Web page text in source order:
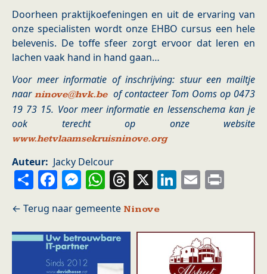
Doorheen praktijkoefeningen en uit de ervaring van
onze specialisten wordt onze EHBO cursus een hele
belevenis. De toffe sfeer zorgt ervoor dat leren en
lachen vaak hand in hand gaan…
Voor meer informatie of inschrijving: stuur een mailtje
naar ninove@hvk.beof contacteer Tom Ooms op 0473
19 73 15. Voor meer informatie en lessenschema kan je
ook terecht op onze website
www.hetvlaamsekruisninove.org
Auteur Jacky Delcour
ShareFacebook
Messenger
WhatsApp
Threads
X LinkedIn
Email
Ninove